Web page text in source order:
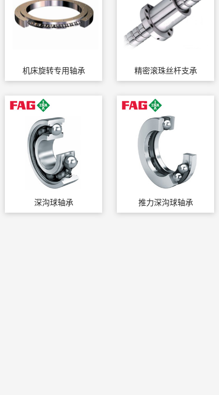
机床旋转专用轴承 精密滚珠丝杆支承
深沟球轴承 推力深沟球轴承